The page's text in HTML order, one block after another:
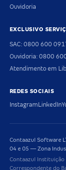
Ouvidoria
EXCLUSIVO
SAC: 0800 600
Ouvidoria: 0800
Atendimento em
REDES SOCIAIS
InstagramLinkedIn
Contaazul Software
04 e 05 — Zona
Contaazul
Correspondente do